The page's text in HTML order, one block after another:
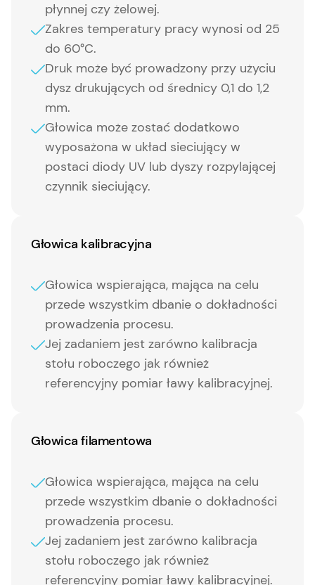
płynnej czy żelowej.
Zakres temperatury pracy wynosi od 25
do 60°C.
Druk może być prowadzony przy użyciu
dysz drukujących od średnicy 0,1 do 1,2
mm.
Głowica może zostać dodatkowo
wyposażona w układ sieciujący w
postaci diody UV lub dyszy rozpylającej
czynnik sieciujący.
Głowica kalibracyjna
Głowica wspierająca, mająca na celu
przede wszystkim dbanie o dokładności
prowadzenia procesu.
Jej zadaniem jest zarówno kalibracja
stołu roboczego jak również
referencyjny pomiar ławy kalibracyjnej.
Głowica filamentowa
Głowica wspierająca, mająca na celu
przede wszystkim dbanie o dokładności
prowadzenia procesu.
Jej zadaniem jest zarówno kalibracja
stołu roboczego jak również
referencyjny pomiar ławy kalibracyjnej.